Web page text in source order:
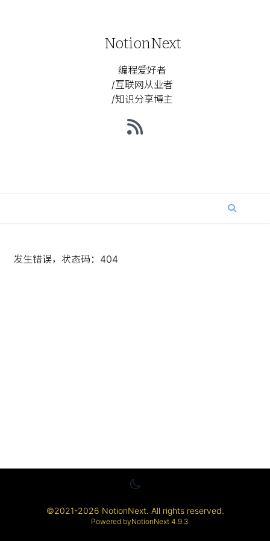
NotionNext
编程爱好者
/互联网从业者
/知识分享博主
发生错误，状态码： 404
©2021-2026 NotionNext. All rights reserved.
Powered byNotionNext 4.9.3